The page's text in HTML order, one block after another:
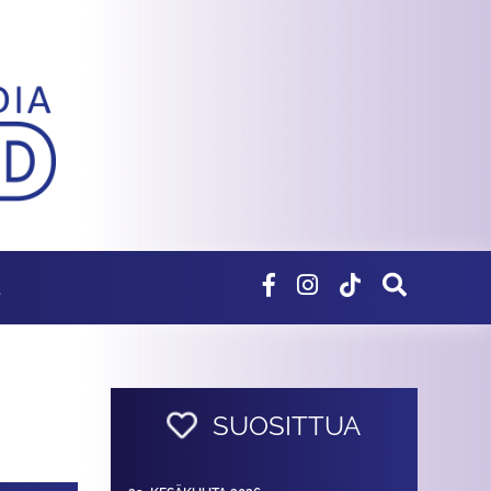
SUOSITTUA